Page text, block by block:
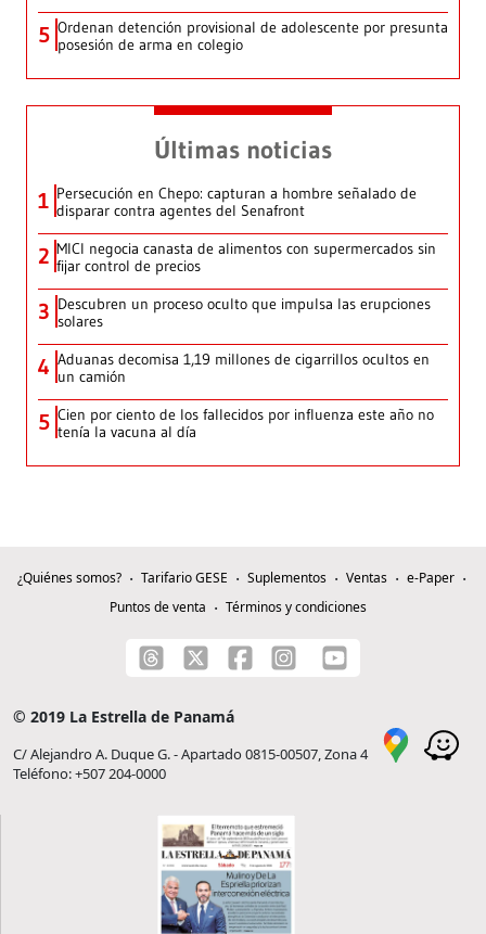
5 Ordenan detención provisional de adolescente por presunta
posesión de arma en colegio
Últimas noticias
1 Persecución en Chepo: capturan a hombre señalado de
disparar contra agentes del Senafront
2 MICI negocia canasta de alimentos con supermercados sin
fijar control de precios
3 Descubren un proceso oculto que impulsa las erupciones
solares
4 Aduanas decomisa 1,19 millones de cigarrillos ocultos en
un camión
5 Cien por ciento de los fallecidos por influenza este año no
tenía la vacuna al día
¿Quiénes somos? Tarifario GESE Suplementos Ventas
e-Paper
Puntos de venta
Términos y condiciones
© 2019 La Estrella de Panamá
C/ Alejandro A. Duque G. - Apartado 0815-00507, Zona 4
Teléfono: +507 204-0000